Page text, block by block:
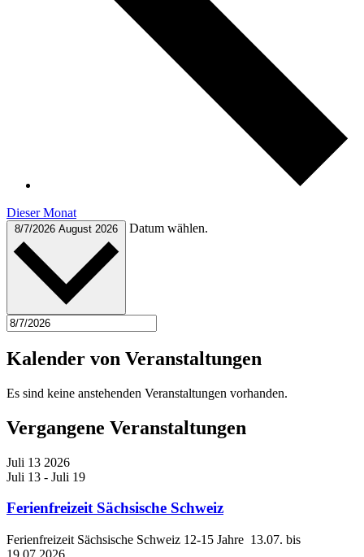
Dieser Monat
8/7/2026 August 2026 Datum wählen.
Kalender von Veranstaltungen
Es sind keine anstehenden Veranstaltungen vorhanden.
Vergangene Veranstaltungen
Juli 13 2026
Juli 13 - Juli 19
Ferienfreizeit Sächsische Schweiz
Ferienfreizeit Sächsische Schweiz 12-15 Jahre 13.07. bis